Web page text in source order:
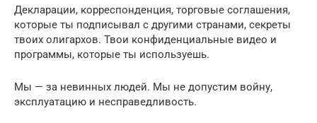
Декларации, корреспонденция, торговые соглашения,
которые ты подписывал с другими странами, секреты
твоих олигархов. Твои конфиденциальные видео и
программы, которые ты используешь.
Мы — за невинных людей. Мы не допустим войну,
эксплуатацию и несправедливость.